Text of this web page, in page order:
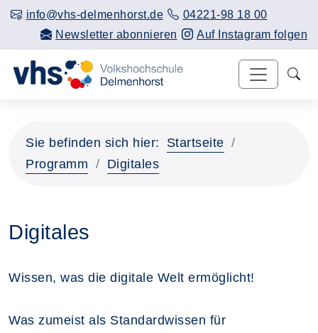
info@vhs-delmenhorst.de
04221-98 18 00
Newsletter abonnieren
Auf Instagram folgen
Sie befinden sich hier:
Startseite
Programm
Digitales
Digitales
Wissen, was die digitale Welt ermöglicht!
Was zumeist als Standardwissen für